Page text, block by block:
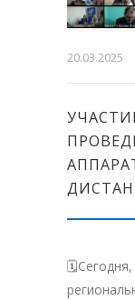
20.03.2025
🗓Сегодня,